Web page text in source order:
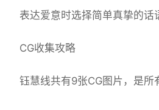
表达爱意时选择简单真挚的话
CG收集攻略
钰慧线共有9张CG图片，是所